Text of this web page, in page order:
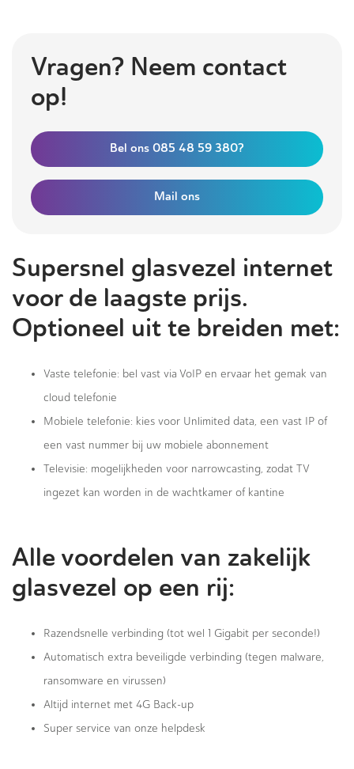
Vragen? Neem contact
op!
Bel ons 085 48 59 380?
Mail ons
Supersnel glasvezel internet
voor de laagste prijs.
Optioneel uit te breiden met:
Vaste telefonie: bel vast via VoIP en ervaar het gemak van
cloud telefonie
Mobiele telefonie: kies voor Unlimited data, een vast IP of
een vast nummer bij uw mobiele abonnement
Televisie: mogelijkheden voor narrowcasting, zodat TV
ingezet kan worden in de wachtkamer of kantine
Alle voordelen van zakelijk
glasvezel op een rij:
Razendsnelle verbinding (tot wel 1 Gigabit per seconde!)
Automatisch extra beveiligde verbinding (tegen malware,
ransomware en virussen)
Altijd internet met 4G Back-up
Super service van onze helpdesk